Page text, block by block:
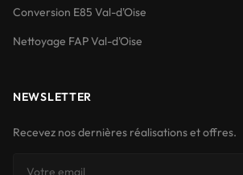
Conversion E85 Val-d'Oise
Nettoyage FAP Val-d'Oise
NEWSLETTER
Recevez nos dernières réalisations et offres.